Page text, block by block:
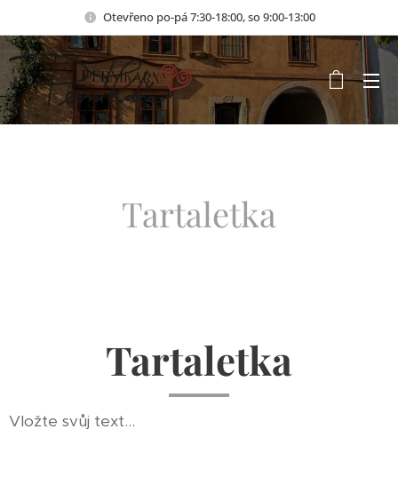
Otevřeno po-pá 7:30-18:00, so 9:00-13:00
Tartaletka
Tartaletka
Vložte svůj text...